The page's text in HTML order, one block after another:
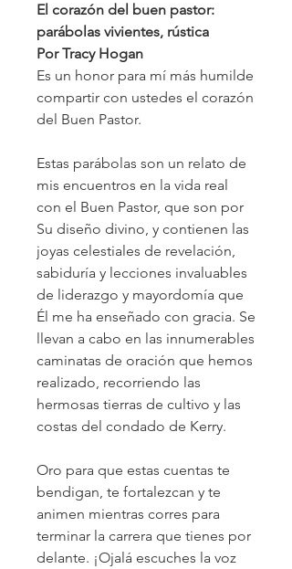
El corazón del buen pastor:
parábolas vivientes, rústica
Por Tracy Hogan
Es un honor para mí más humilde
compartir con ustedes el corazón
del Buen Pastor.
Estas parábolas son un relato de
mis encuentros en la vida real
con el Buen Pastor, que son por
Su diseño divino, y contienen las
joyas celestiales de revelación,
sabiduría y lecciones invaluables
de liderazgo y mayordomía que
Él me ha enseñado con gracia. Se
llevan a cabo en las innumerables
caminatas de oración que hemos
realizado, recorriendo las
hermosas tierras de cultivo y las
costas del condado de Kerry.
Oro para que estas cuentas te
bendigan, te fortalezcan y te
animen mientras corres para
terminar la carrera que tienes por
delante. ¡Ojalá escuches la voz